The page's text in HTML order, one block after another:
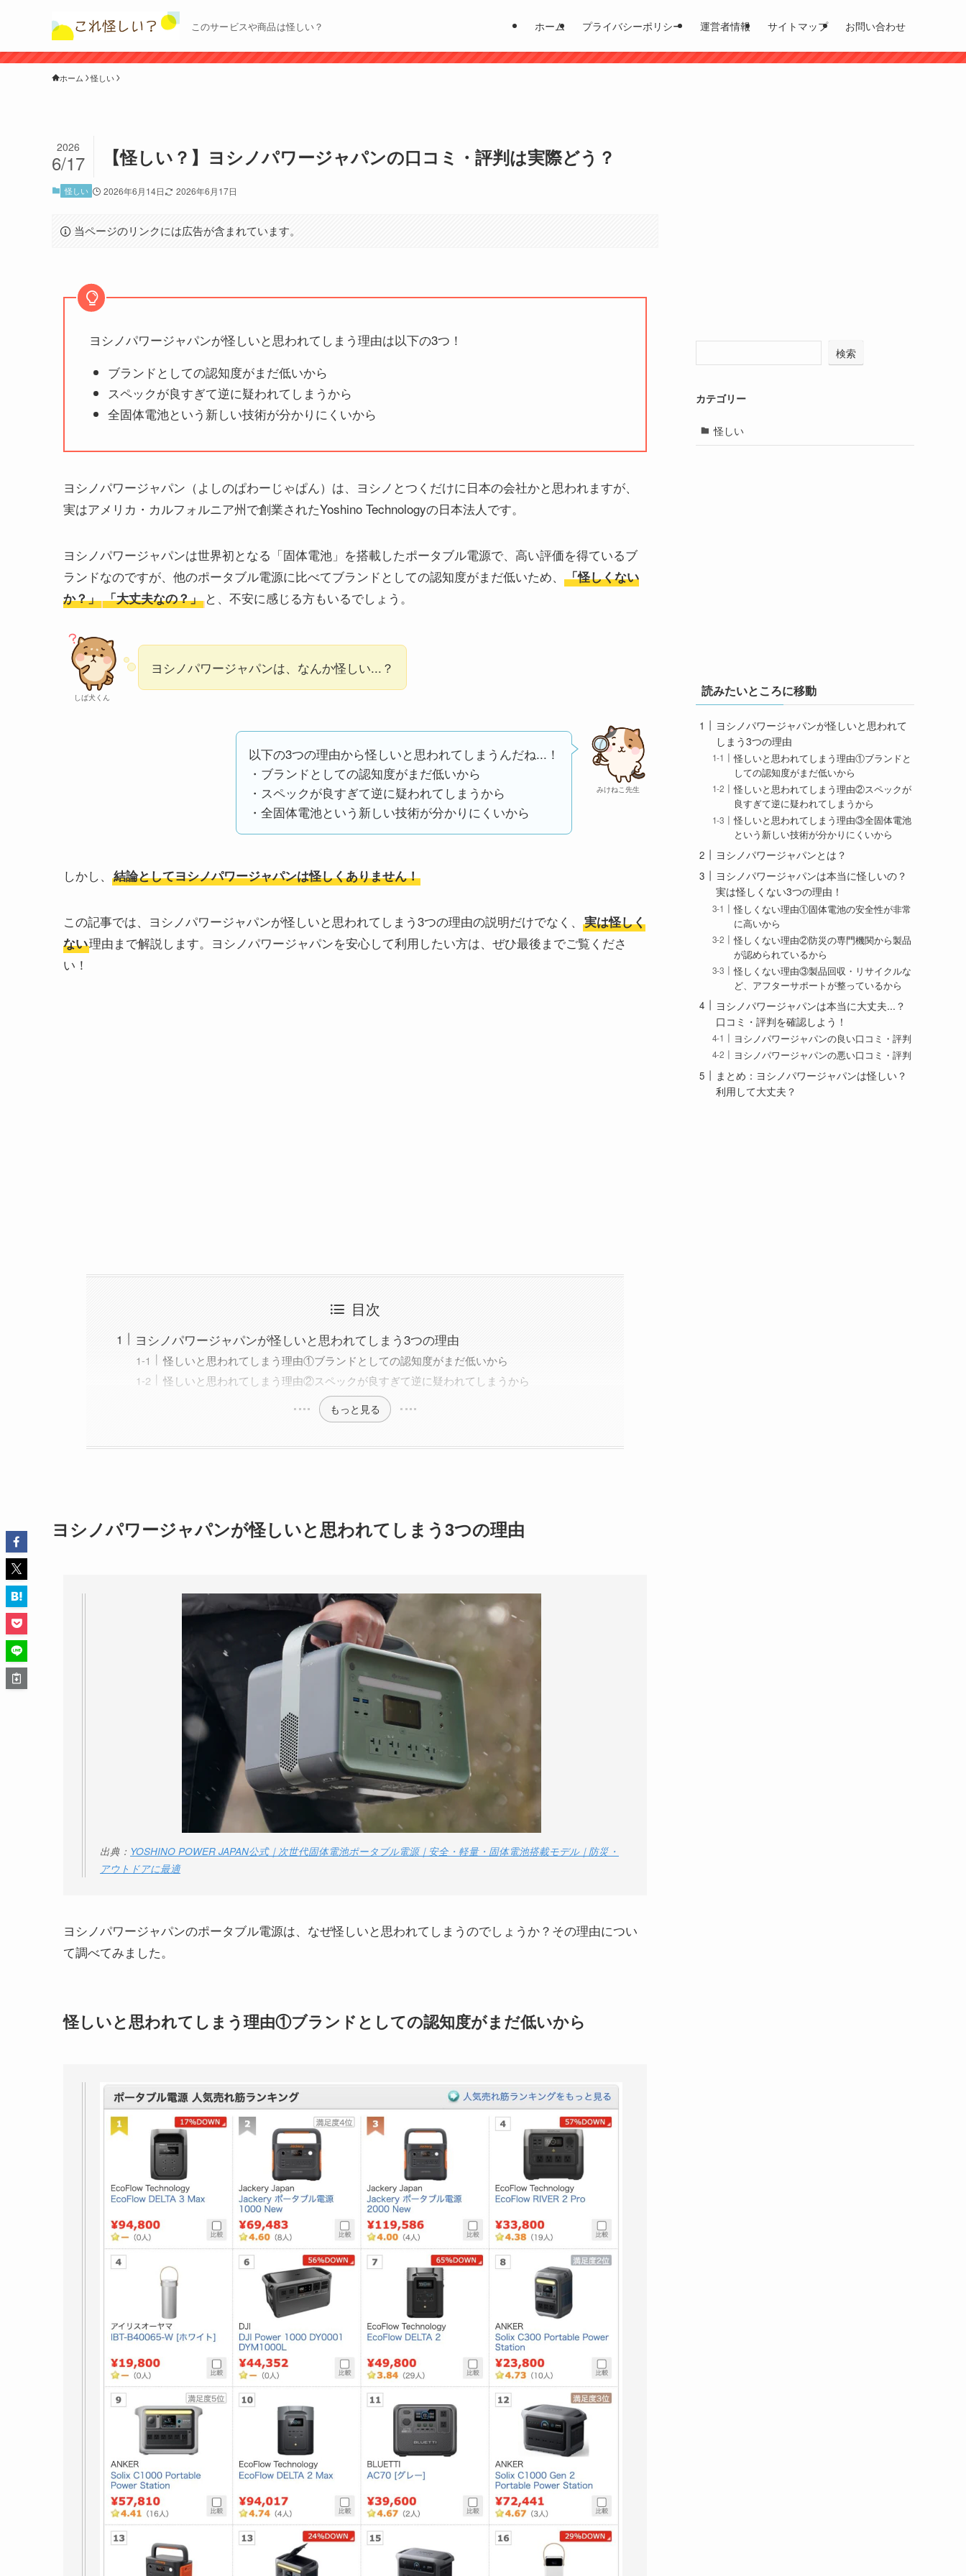
このサービスや商品は怪しい？ ホーム プライバシーポリシー 運営者情報 サイトマップ お問い合わせ
ホーム 怪しい
【怪しい？】ヨシノパワージャパンの口コミ・評判は実際どう？
2026
6/17
怪しい 2026年6月14日 2026年6月17日
当ページのリンクには広告が含まれています。
ヨシノパワージャパンが怪しいと思われてしまう理由は以下の3つ！
ブランドとしての認知度がまだ低いから
スペックが良すぎて逆に疑われてしまうから
全固体電池という新しい技術が分かりにくいから
ヨシノパワージャパン（よしのぱわーじゃぱん）は、ヨシノとつくだけに日本の会社かと思われますが、
実はアメリカ・カルフォルニア州で創業されたYoshino Technologyの日本法人です。
ヨシノパワージャパンは世界初となる「固体電池」を搭載したポータブル電源で、高い評価を得ているブ
ランドなのですが、他のポータブル電源に比べてブランドとしての認知度がまだ低いため、
「怪しくない
か？」 「大丈夫なの？」 と、不安に感じる方もいるでしょう。
しば犬くん
ヨシノパワージャパンは、なんか怪しい...？
みけねこ先生
以下の3つの理由から怪しいと思われてしまうんだね...！
・ブランドとしての認知度がまだ低いから
・スペックが良すぎて逆に疑われてしまうから
・全固体電池という新しい技術が分かりにくいから
しかし、 結論としてヨシノパワージャパンは怪しくありません！
この記事では、ヨシノパワージャパンが怪しいと思われてしまう3つの理由の説明だけでなく、
実は怪しく
ない理由まで解説します。ヨシノパワージャパンを安心して利用したい方は、ぜひ最後までご覧くださ
い！
目次
ヨシノパワージャパンが怪しいと思われてしまう3つの理由
怪しいと思われてしまう理由①ブランドとしての認知度がまだ低いから
怪しいと思われてしまう理由②スペックが良すぎて逆に疑われてしまうから
もっと見る
ヨシノパワージャパンが怪しいと思われてしまう3つの理由
出典： YOSHINO POWER JAPAN公式｜次世代固体電池ポータブル電源｜安全・軽量・固体電池搭載モデル｜防災・
アウトドアに最適
ヨシノパワージャパンのポータブル電源は、なぜ怪しいと思われてしまうのでしょうか？その理由につい
て調べてみました。
怪しいと思われてしまう理由①ブランドとしての認知度がまだ低いから
検索
カテゴリー
怪しい
読みたいところに移動
ヨシノパワージャパンが怪しいと思われて
しまう3つの理由
怪しいと思われてしまう理由①ブランドと
しての認知度がまだ低いから
怪しいと思われてしまう理由②スペックが
良すぎて逆に疑われてしまうから
怪しいと思われてしまう理由③全固体電池
という新しい技術が分かりにくいから
ヨシノパワージャパンとは？
ヨシノパワージャパンは本当に怪しいの？
実は怪しくない3つの理由！
怪しくない理由①固体電池の安全性が非常
に高いから
怪しくない理由②防災の専門機関から製品
が認められているから
怪しくない理由③製品回収・リサイクルな
ど、アフターサポートが整っているから
ヨシノパワージャパンは本当に大丈夫...？
口コミ・評判を確認しよう！
ヨシノパワージャパンの良い口コミ・評判
ヨシノパワージャパンの悪い口コミ・評判
まとめ：ヨシノパワージャパンは怪しい？
利用して大丈夫？